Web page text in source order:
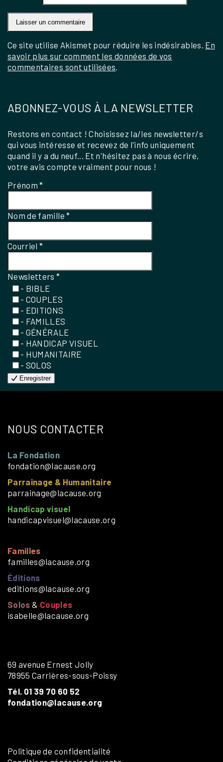
Ce site utilise Akismet pour réduire les indésirables. En
savoir plus sur comment les données de vos
commentaires sont utilisées.
ABONNEZ-VOUS À LA NEWSLETTER
Restons en contact ! Choisissez la/les newsletter/s
qui vous intéresse et recevez de l'info uniquement
quand il y a du neuf... Et n'hésitez pas à nous écrire,
votre avis compte vraiment pour nous !
Prénom*
Nom de famille*
Courriel*
Newsletters*
- BIBLE
- COUPLES
- EDITIONS
- FAMILLES
- GÉNÉRALE
- HANDICAP VISUEL
- HUMANITAIRE
- SOLOS
Enregistrer
NOUS CONTACTER
La Fondation
fondation@lacause.org
Parrainage & Humanitaire
parrainage@lacause.org
Handicap visuel
handicapvisuel@lacause.org
Familles
familles@lacause.org
Éditions
editions@lacause.org
Solos & Couples
isabelle@lacause.org
69 avenue Ernest Jolly
78955 Carrières-sous-Poissy
Tél. 01 39 70 60 52
fondation@lacause.org
Politique de confidentialité